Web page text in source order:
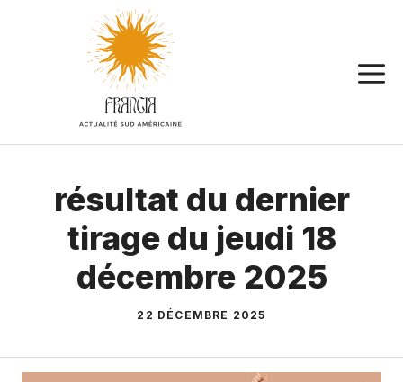
résultat du dernier
tirage du jeudi 18
décembre 2025
22 DÉCEMBRE 2025